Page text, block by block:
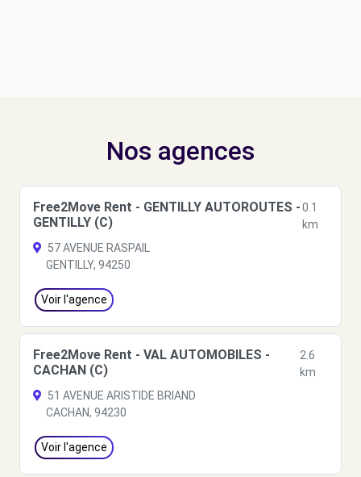
Nos agences
Free2Move Rent - GENTILLY AUTOROUTES -
GENTILLY (C)
0.1
km
57 AVENUE RASPAIL
GENTILLY, 94250
Voir l'agence
Free2Move Rent - VAL AUTOMOBILES -
CACHAN (C)
2.6
km
51 AVENUE ARISTIDE BRIAND
CACHAN, 94230
Voir l'agence